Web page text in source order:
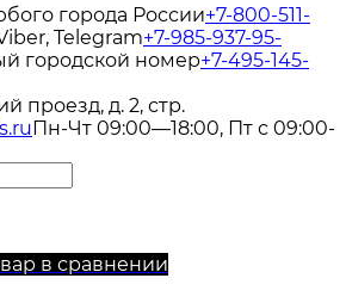
города России+7-800-511-
Telegram+7-985-937-95-
городской номер+7-495-145-
проезд, д. 2, стр.
Пн-Чт 09:00—18:00, Пт с 09:00-
в сравнении